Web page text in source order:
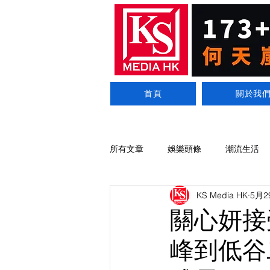
首頁 關於我
所有文章 娛樂頭條 潮流生活
關心妍
峰到低
KS Media HK 5月